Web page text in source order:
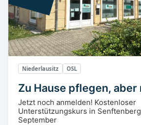
Niederlausitz OSL
Zu Hause pflegen,
Jetzt noch anmelden! Kostenloser
Unterstützungskurs in
September